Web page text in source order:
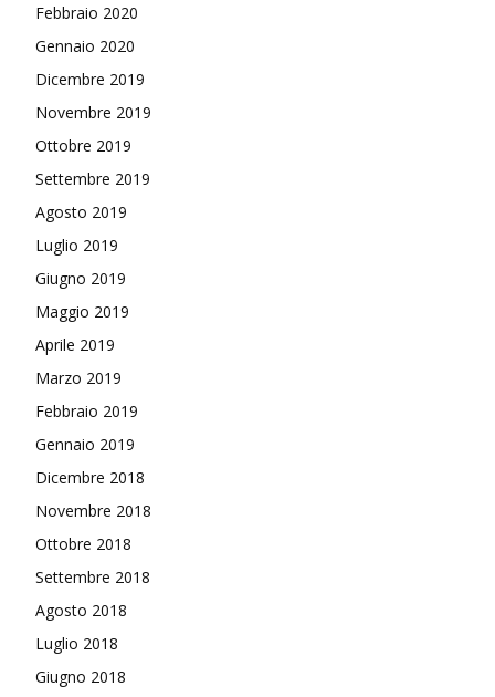
Febbraio 2020
Gennaio 2020
Dicembre 2019
Novembre 2019
Ottobre 2019
Settembre 2019
Agosto 2019
Luglio 2019
Giugno 2019
Maggio 2019
Aprile 2019
Marzo 2019
Febbraio 2019
Gennaio 2019
Dicembre 2018
Novembre 2018
Ottobre 2018
Settembre 2018
Agosto 2018
Luglio 2018
Giugno 2018